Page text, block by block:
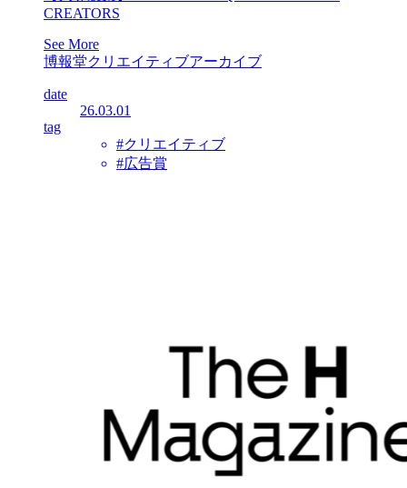
CREATORS
See More
博報堂クリエイティブアーカイブ
date
26.03.01
tag
#クリエイティブ
#広告賞